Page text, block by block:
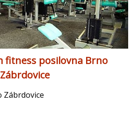
fitness posilovna Brno
Zábrdovice
Zábrdovice